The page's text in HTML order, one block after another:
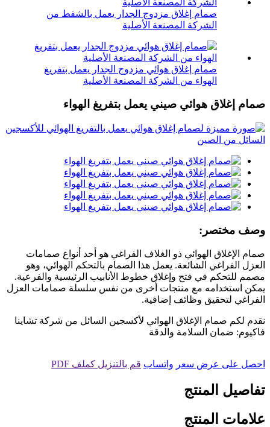
صمام إغلاق مزدوج الجدار يعمل بالشفط من
الشركة المصنعة الأصلية
صمام إغلاق هوائي مزدوج الجدار يعمل بتفريغ
الهواء من الشركة المصنعة الأصلية
صمام إغلاق هوائي صيني يعمل بتفريغ الهواء
وصف مختصر:
صمام الإغلاق الهوائي ذو الغلاف الفراغي هو أحد أنواع صمامات
العزل الفراغي الشائعة. يعمل هذا الصمام بالتحكم الهوائي، وهو
مصمم للتحكم في فتح وإغلاق خطوط الأنابيب الرئيسية والفرعية.
يمكن استخدامه مع منتجات أخرى من نفس سلسلة صمامات العزل
الفراغي لتحقيق وظائف إضافية.
نقدم لكم صمام الإغلاق الهوائي لأكسجين السائل من شركة تشاينا
فاكيوم: ضمان السلامة والدقة
احصل على عرض سعر واتساب قم بالتنزيل كملف PDF
تفاصيل المنتج
علامات المنتج